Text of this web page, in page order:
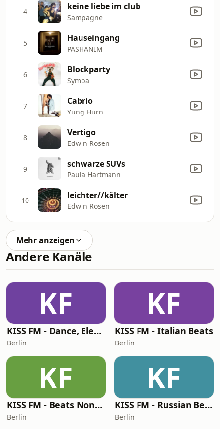
4 keine liebe im club
Sampagne
5 Hauseingang
PASHANIM
6 Blockparty
Symba
7 Cabrio
Yung Hurn
8 Vertigo
Edwin Rosen
9 schwarze SUVs
Paula Hartmann
10 leichter//kälter
Edwin Rosen
Mehr anzeigen
Andere Kanäle
KF
KISS FM - Dance, Electro & House
Berlin
KF
KISS FM - Italian Beats
Berlin
KF
KISS FM - Beats Non-Stop
Berlin
KF
KISS FM - Russian Beats
Berlin